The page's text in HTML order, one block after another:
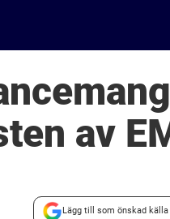
av
Lägg till som önskad källa